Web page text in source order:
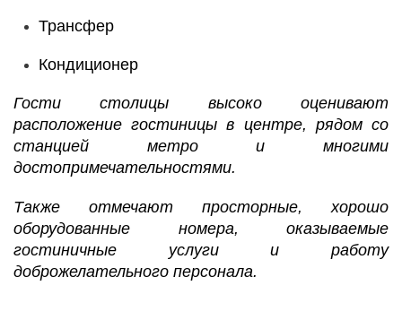
Трансфер
Кондиционер
Гости столицы высоко оценивают
расположение гостиницы в центре, рядом со
станцией метро и многими
достопримечательностями.
Также отмечают просторные, хорошо
оборудованные номера, оказываемые
гостиничные услуги и работу
доброжелательного персонала.